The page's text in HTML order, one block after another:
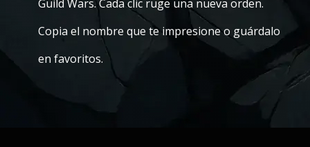
Guild Wars. Cada clic ruge una nueva orden.
Copia el nombre que te impresione o guárdalo
en favoritos.